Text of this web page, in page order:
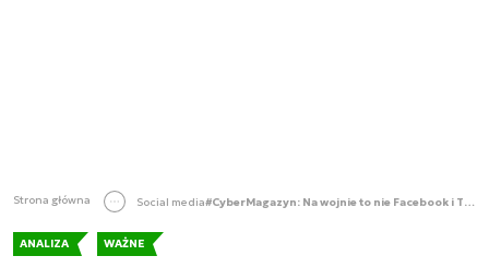
Strona główna Social media #CyberMagazyn: Na wojnie to nie Facebook i Twitter jest platformą, która ma największe znaczenie. To Telegram
ANALIZA WAŻNE